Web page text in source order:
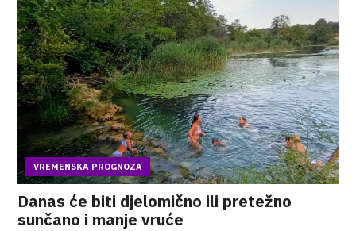
VREMENSKA PROGNOZA
Danas će biti djelomično ili pretežno
sunčano i manje vruće